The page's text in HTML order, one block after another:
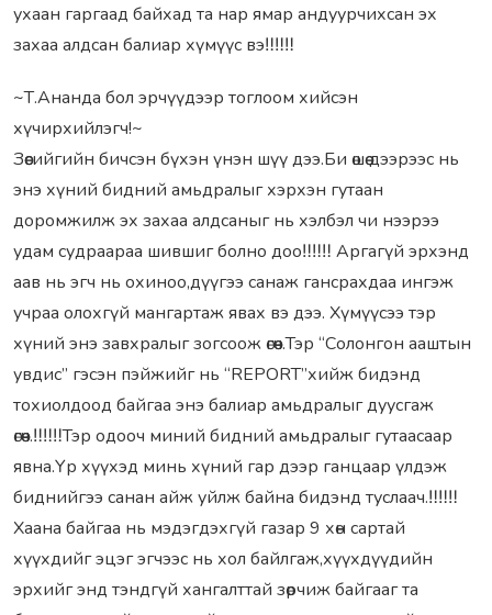
ухаан гаргаад байхад та нар ямар андуурчихсан эх
захаа алдсан балиар хүмүүс вэ‼‼‼
~Т.Ананда бол эрчүүдээр тоглоом хийсэн
хүчирхийлэгч!~
Зөөсийгийн бичсэн бүхэн үнэн шүү дээ.Би өшөө дээрээс нь
энэ хүний бидний амьдралыг хэрхэн гутаан
доромжилж эх захаа алдсаныг нь хэлбэл чи нээрээ
удам судраараа шившиг болно доо‼‼‼ Аргагүй эрхэнд
аав нь эгч нь охиноо,дүүгээ санаж гансрахдаа ингэж
учраа олохгүй мангартаж явах вэ дээ. Хүмүүсээ тэр
хүний энэ завхралыг зогсоож өгөөч.Тэр “Солонгон ааштын
увдис” гэсэн пэйжийг нь “REPORT”хийж бидэнд
тохиолдоод байгаа энэ балиар амьдралыг дуусгаж
өгөөч.‼‼‼Тэр одооч миний бидний амьдралыг гутаасаар
явна.Үр хүүхэд минь хүний гар дээр ганцаар үлдэж
биднийгээ санан айж уйлж байна бидэнд туслаач.‼‼‼
Хаана байгаа нь мэдэгдэхгүй газар 9 хөн сартай
хүүхдийг эцэг эгчээс нь хол байлгаж,хүүхдүүдийн
эрхийг энд тэндгүй хангалттай зөрчиж байгааг та